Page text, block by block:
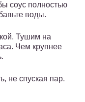
соус полностью
воды.
Тушим на
Чем крупнее
не спуская пар.